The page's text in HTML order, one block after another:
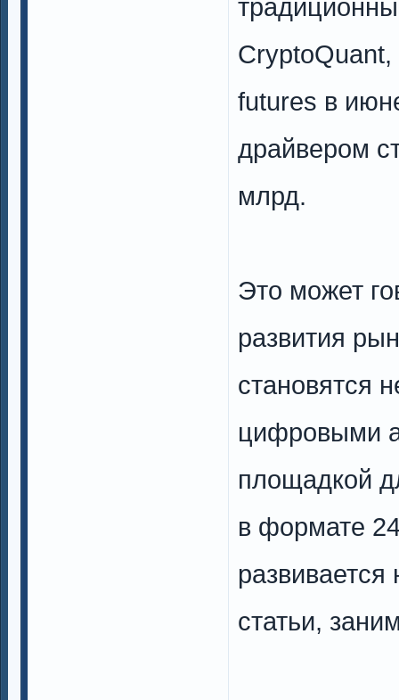
futures в
драйвером
млрд.
Это может
развития
становятся
цифровыми
площадкой
в формате
статьи,